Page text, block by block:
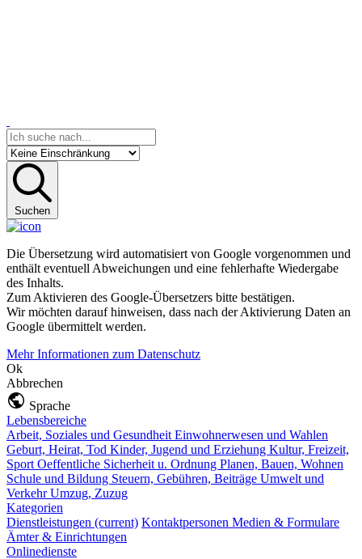
Suchen
Die Übersetzung wird automatisiert von Google vorgenommen und
enthält eventuell Abweichungen und eine fehlerhafte Wiedergabe
des Inhalts.
Zum Aktivieren des Google-Übersetzers bitte bestätigen.
Wir möchten darauf hinweisen, dass nach der Aktivierung Daten an
Google übermittelt werden.
Mehr Informationen zum Datenschutz
Ok
Abbrechen
Sprache
Lebensbereiche
Arbeit, Soziales und Gesundheit Einwohnerwesen und Wahlen
Geburt, Heirat, Tod Kinder, Jugend und Erziehung Kultur, Freizeit,
Sport Oeffentliche Sicherheit u. Ordnung Planen, Bauen, Wohnen
Schule und Bildung Steuern, Gebühren, Beiträge Umwelt und
VerkehrUmzug, Zuzug
Kategorien
Dienstleistungen (current) Kontaktpersonen Medien & Formulare
Ämter & Einrichtungen
Onlinedienste